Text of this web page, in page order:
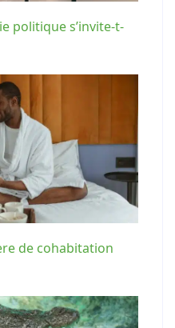
politique s’invite-t-
de cohabitation